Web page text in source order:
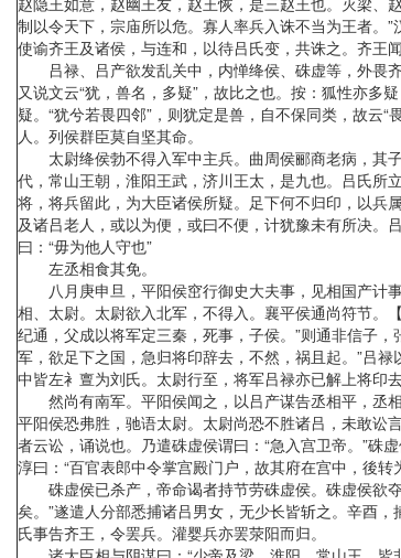
制以令天下，宗庙所以危。寡人率兵入诛不当为王者。
使谕齐王及诸侯，与连和，以待吕氏变，共诛之。齐王
吕禄、吕产欲发乱关中，内惮绛侯、硃虚等，外畏齐
又说文云“犹，兽名，多疑”，故比之也。按：狐性亦多
疑。“犹兮若畏四邻”，则犹定是兽，自不保同类，故云
人。列侯群臣莫自坚其命。
太尉绛侯勃不得入军中主兵。曲周侯郦商老病，其子
代，常山王朝，淮阳王武，济川王太，是九也。吕氏所
将，将兵留此，为大臣诸侯所疑。足下何不归印，以兵
及诸吕老人，或以为便，或曰不便，计犹豫未有所决。
曰：“毋为他人守也”
左丞相食其免。
八月庚申旦，平阳侯窋行御史大夫事，见相国产计事
相、太尉。太尉欲入北军，不得入。襄平侯通尚符节。
纪通，父成以将军定三秦，死事，子侯。”则通非信子
军，欲足下之国，急归将印辞去，不然，祸且起。”吕
中皆左衤亶为刘氏。太尉行至，将军吕禄亦已解上将印
然尚有南军。平阳侯闻之，以吕产谋告丞相平，丞相
平阳侯恐弗胜，驰语太尉。太尉尚恐不胜诸吕，未敢讼
者云讼，诵说也。乃遣硃虚侯谓曰：“急入宫卫帝。”硃
淳曰：“百官表郎中令掌宫殿门户，故其府在宫中，後转
硃虚侯已杀产，帝命谒者持节劳硃虚侯。硃虚侯欲夺
矣。”遂遣人分部悉捕诸吕男女，无少长皆斩之。辛酉
氏事告齐王，令罢兵。灌婴兵亦罢荥阳而归。